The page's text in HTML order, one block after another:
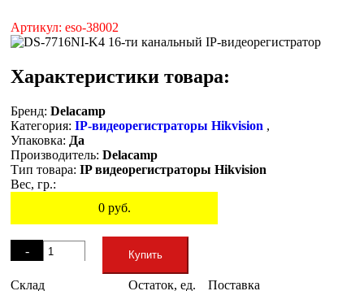
Артикул: eso-38002
Характеристики товара:
Бренд: Delacamp
Категория: IP-видеорегистраторы Hikvision ,
Упаковка: Да
Производитель: Delacamp
Тип товара: IP видеорегистраторы Hikvision
Вес, гр.:
0руб.
-
Купить
Склад Остаток, ед. Поставка